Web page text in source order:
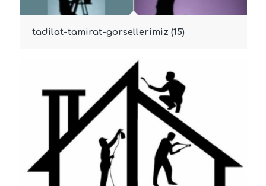
tadilat-tamirat-gorsellerimiz (15)